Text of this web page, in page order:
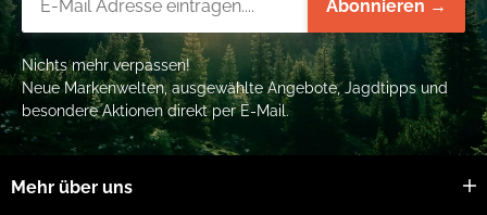
Abonnieren →
Nichts mehr verpassen!
Neue Markenwelten, ausgewählte Angebote, Jagdtipps und
besondere Aktionen direkt per E-Mail.
Mehr über uns